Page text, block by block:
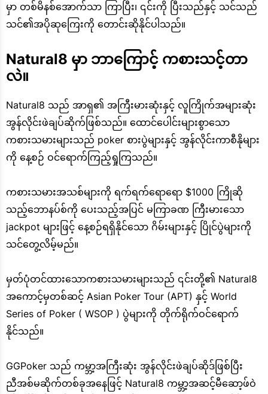
မှာ တစ်မိနစ်အောက်သာ ကြာပြီး၊ ၎င်းကို ပြီးသည်နှင့် သင်သည်
သင်၏အပိုဆုကြေးကို တောင်းဆိုနိုင်ပါသည်။
Natural8 မှာ ဘာကြောင့် ကစားသင့်တာ
လဲ။
Natural8 သည် အာရှ၏ အကြီးမားဆုံးနှင့် လူကြိုက်အများဆုံး
အွန်လိုင်းဖဲချပ်ဆိုက်ဖြစ်သည်။ ထောင်ပေါင်းများစွာသော
ကစားသမားများသည် poker စားပွဲများနှင့် အွန်လိုင်းကာစီနိုများ
ကို နေ့စဉ် ဝင်ရောက်ကြည့်ရှုကြသည်။
ကစားသမားအသစ်များကို ရက်ရက်ရောရော $1000 ကြိုဆို
သည့်ဘောနပ်စ်ကို ပေးသည့်အပြင် မကြာခဏ ကြီးမားသော
jackpot များဖြင့် နေ့စဉ်ရရှိနိုင်သော ဂိမ်းများနှင့် ပြိုင်ပွဲများကို
သင်တွေ့လိမ့်မည်။
မှတ်ပုံတင်ထားသောကစားသမားများသည် ၎င်းတို့၏ Natural8
အကောင့်မှတစ်ဆင့် Asian Poker Tour (APT) နှင့် World
Series of Poker ( WSOP ) ပွဲများကို တိုက်ရိုက်ဝင်ရောက်
နိုင်သည်။
GGPoker သည် ကမ္ဘာ့အကြီးဆုံး အွန်လိုင်းဖဲချပ်ဆိုဒ်ဖြစ်ပြီး
ညီအစ်မဆိုက်တစ်ခုအနေဖြင့် Natural8 ကမ္ဘာ့အဆင့်မီဆော့ဖ်ဝဲ